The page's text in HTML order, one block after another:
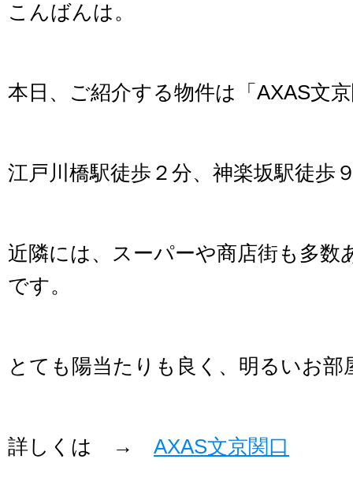
こんばんは。
本日、ご紹介する物件は「AXAS文
江戸川橋駅徒歩２分、神楽坂駅徒歩
近隣には、スーパーや商店街も多数
です。
とても陽当たりも良く、明るいお部
詳しくは → AXAS文京関口